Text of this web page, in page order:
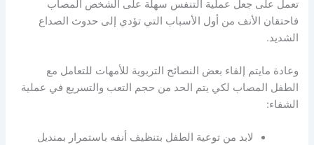
تعمل على جعل عملية التنفس سهلة على الشخص المصاب
فاحتقان الأنف من أول الأسباب التي تؤدي إلى حدوث الصداع
الشديد.
وعادة مايتم إلقاء بعض النصائح التربوية للأمهات للتعامل مع
الطفل المصاب لكي يتم الحد من حجم التعب والتسريع في عملية
الشفاء:
لابد من توعية الطفل بتنظيف أنفه باستمرار بمنديل